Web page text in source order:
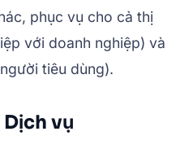
phục vụ cho cả thị
với doanh nghiệp) và
tiêu dùng).
vụ